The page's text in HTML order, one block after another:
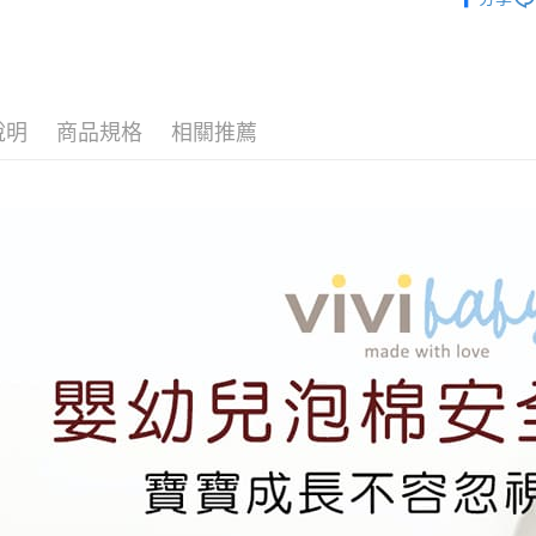
明 商品規格 相關推薦